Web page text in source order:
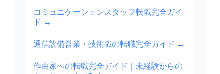
コミュニケーションスタッフ転職完全ガイ
ド →
通信設備営業・技術職の転職完全ガイド →
作曲家への転職完全ガイド｜未経験からの